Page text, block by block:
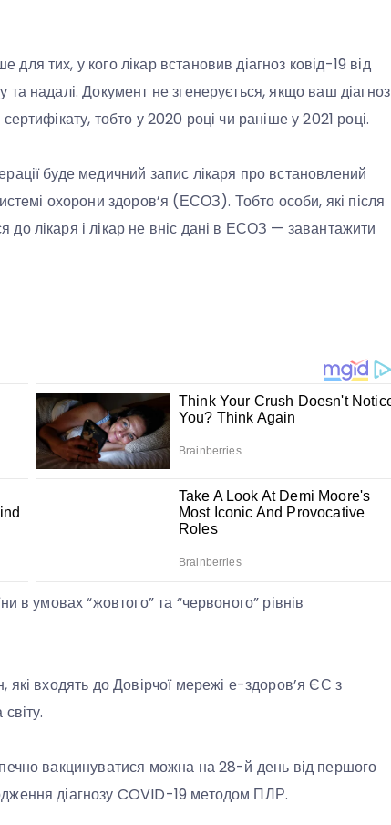
тих, у кого лікар встановив діагноз ковід-19 від
надалі. Документ не згенерується, якщо ваш діагноз
тобто у 2020 році чи раніше у 2021 році.
буде медичний запис лікаря про встановлений
охорони здоров’я (ЕСОЗ). Тобто особи, які після
лікаря і лікар не вніс дані в ЕСОЗ — завантажити
в умовах “жовтого” та “червоного” рівнів
входять до Довірчої мережі е-здоров’я ЄС з
вакцинуватися можна на 28-й день від першого
діагнозу COVID-19 методом ПЛР.